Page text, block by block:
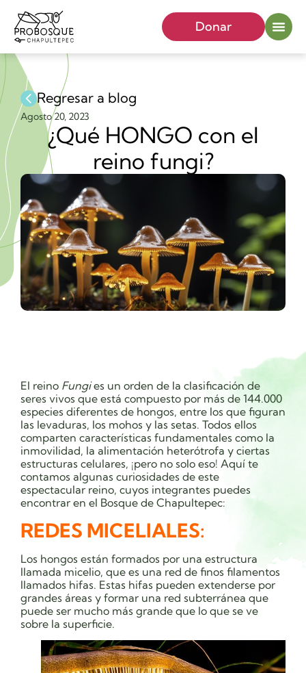
Donar
Regresar a blog
Agosto 20, 2023
¿Qué HONGO con el
reino fungi?
El reino Fungies un orden de la clasificación de
seres vivos que está compuesto por más de 144.000
especies diferentes de hongos, entre los que figuran
las levaduras, los mohos y las setas. Todos ellos
comparten características fundamentales como la
inmovilidad, la alimentación heterótrofa y ciertas
estructuras celulares, ¡pero no solo eso! Aquí te
contamos algunas curiosidades de este
espectacular reino, cuyos integrantes puedes
encontrar en el Bosque de Chapultepec:
REDES MICELIALES:
Los hongos están formados por una estructura
llamada micelio, que es una red de finos filamentos
llamados hifas. Estas hifas pueden extenderse por
grandes áreas y formar una red subterránea que
puede ser mucho más grande que lo que se ve
sobre la superficie.